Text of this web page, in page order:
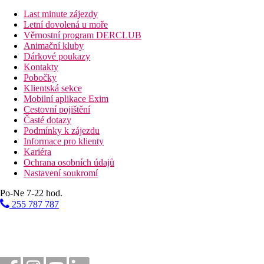
46 km
Vzdálenost od nejbližšího letiště
0 m
Vzdálenost k pláži
Pláž
Hotel přímo u pláže
Plážová dovolená
Bazény
Lehátka a slunečníky u bazénu zdarma
Fotogalerie
Last minute zájezdy
Letní dovolená u moře
Věrnostní program DERCLUB
Animační kluby
Dárkové poukazy
Kontakty
Pobočky
Klientská sekce
Mobilní aplikace Exim
Cestovní pojištění
Časté dotazy
Podmínky k zájezdu
Informace pro klienty
Kariéra
Ochrana osobních údajů
Nastavení soukromí
Po-Ne 7-22 hod.
255 787 787